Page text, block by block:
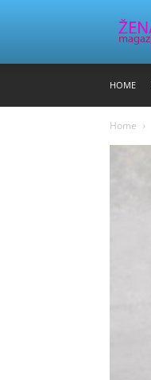
HOME
Home